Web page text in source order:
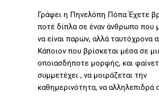
Γράφει η Πηνελόπη Πόπα Έχετε
ποτέ δίπλα σε έναν άνθρωπο που
να είναι παρών, αλλά ταυτόχρονα
Κάποιον που βρίσκεται μέσα σε
οποιασδήποτε μορφής, και
συμμετέχει , να μοιράζεται την
καθημερινότητα, να αλληλεπιδρά